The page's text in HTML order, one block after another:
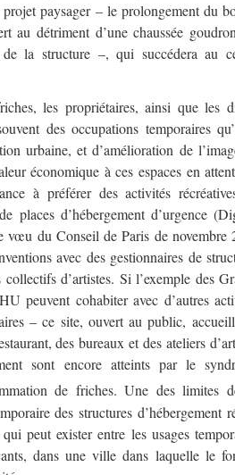
paysager – le prolongement du
au détriment d’une chaussée
la structure –, qui succédera au
les propriétaires, ainsi que les
des occupations temporaires
urbaine, et d’amélioration de
économique à ces espaces en
à préférer des activités
places d’hébergement d’urgence
vœu du Conseil de Paris de novembre
avec des gestionnaires de
collectifs d’artistes. Si l’exemple des
peuvent cohabiter avec d’autres
– ce site, ouvert au public,
des bureaux et des ateliers
sont encore atteints par le
de friches. Une des limites
des structures d’hébergement
peut exister entre les usages
dans une ville dans laquelle le